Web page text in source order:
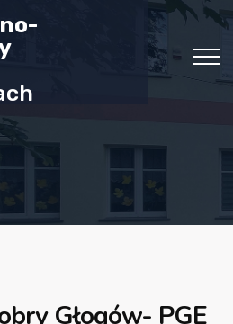
Głogów- PGE